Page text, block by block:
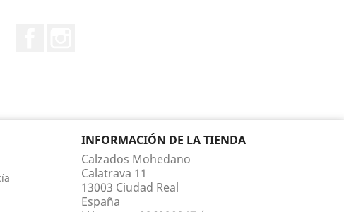
INFORMACIÓN DE LA TIENDA
Calzados Mohedano
Calatrava 11
13003 Ciudad Real
España